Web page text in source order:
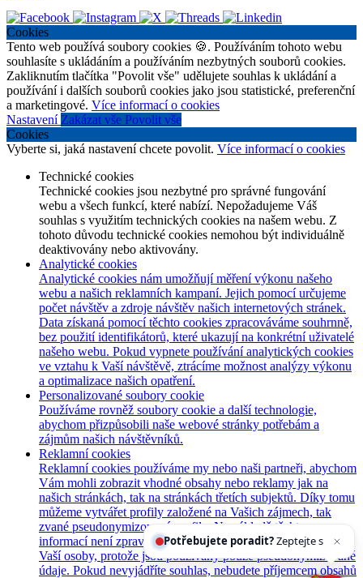
Cookies
Tento web používá soubory cookies 🍪. Používáním tohoto webu
souhlasíte s ukládáním a používáním nezbytných souborů cookies.
Zakliknutím tlačítka "Povolit vše" udělujete souhlas k ukládání a
používání i dalších souborů cookies jako jsou statistické, preferenční
a marketingové. Více informací o cookies
Nastavení Zakázat vše Povolit vše
Cookies
Vyberte si, jaká nastavení chcete povolit. Více informací o cookies
Technické cookies
Technické cookies jsou nezbytné pro správné fungování
webu a všech funkcí, které nabízí. Nepožadujeme Váš
souhlas s využitím technických cookies na našem webu. Z
tohoto důvodu technické cookies nemohou být individuálně
deaktivovány nebo aktivovány.
Analytické cookies
Analytické cookies nám umožňují měření výkonu našeho
webu a našich reklamních kampaní. Jejich pomocí určujeme
počet návštěv a zdroje návštěv našich internetových stránek.
Data získaná pomocí těchto cookies zpracováváme souhrnně,
bez použití identifikátorů, které ukazují na konkrétní uživatelé
našeho webu. Pokud vypnete používání analytických cookies
ve vztahu k Vaší návštěvě, ztrácíme možnost analýzy výkonu
a optimalizace našich opatření.
Personalizované soubory cookie
Používáme rovněž soubory cookie a další technologie,
abychom přizpůsobili naše webové stránky potřebám a
zájmům našich návštěvníků.
Reklamní cookies
Reklamní cookies používáme my nebo naši partneři, abychom
Vám mohli zobrazit vhodné obsahy nebo reklamy jak na
našich stránkách, tak na stránkách třetích subjektů. Díky tomu
můžeme vytvářet profily založené na Vašich zájmech, tak
zvané pseudonymizované profily. Na základě těchto
informací není zpravidla možná bezprostřední identifikace
Vaší osoby, protože jsou používány pouze pseudonymizované
údaje. Pokud nevyjádříte souhlas, nebudete příjemcem obsahů
Potřebujete poradit?Zeptejte se našeho asistenta